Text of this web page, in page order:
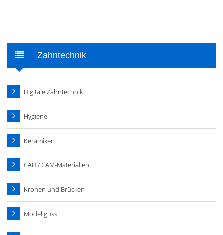
Zahntechnik
Digitale Zahntechnik
Hygiene
Keramiken
CAD / CAM-Materialien
Kronen und Brücken
Modellguss